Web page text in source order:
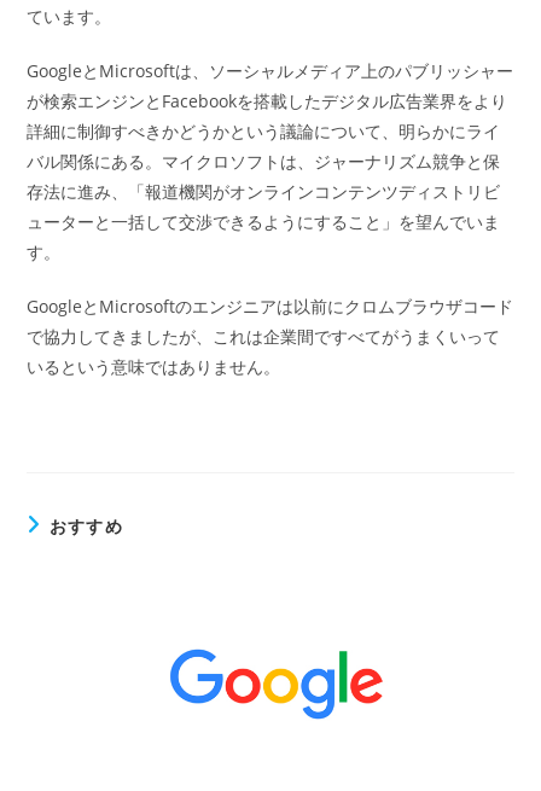
ています。
GoogleとMicrosoftは、ソーシャルメディア上のパブリッシャー
が検索エンジンとFacebookを搭載したデジタル広告業界をより
詳細に制御すべきかどうかという議論について、明らかにライ
バル関係にある。マイクロソフトは、ジャーナリズム競争と保
存法に進み、「報道機関がオンラインコンテンツディストリビ
ューターと一括して交渉できるようにすること」を望んでいま
す。
GoogleとMicrosoftのエンジニアは以前にクロムブラウザコード
で協力してきましたが、これは企業間ですべてがうまくいって
いるという意味ではありません。
おすすめ